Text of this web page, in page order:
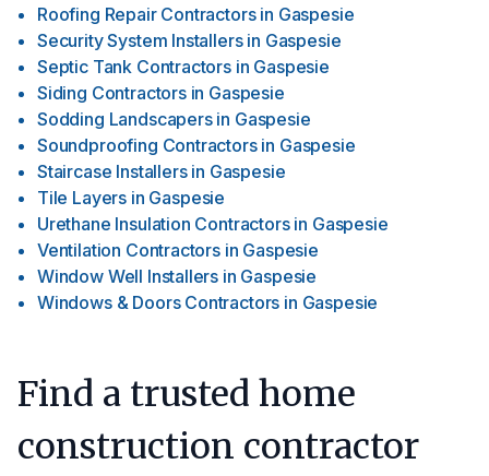
Roofing Repair Contractors in Gaspesie
Security System Installers in Gaspesie
Septic Tank Contractors in Gaspesie
Siding Contractors in Gaspesie
Sodding Landscapers in Gaspesie
Soundproofing Contractors in Gaspesie
Staircase Installers in Gaspesie
Tile Layers in Gaspesie
Urethane Insulation Contractors in Gaspesie
Ventilation Contractors in Gaspesie
Window Well Installers in Gaspesie
Windows & Doors Contractors in Gaspesie
Find a trusted home
construction contractor